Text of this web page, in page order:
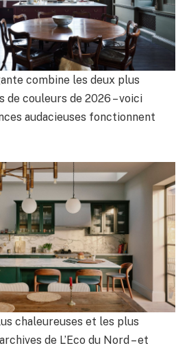
combine les deux plus
de couleurs de 2026 – voici
audacieuses fonctionnent
chaleureuses et les plus
de L’Eco du Nord – et